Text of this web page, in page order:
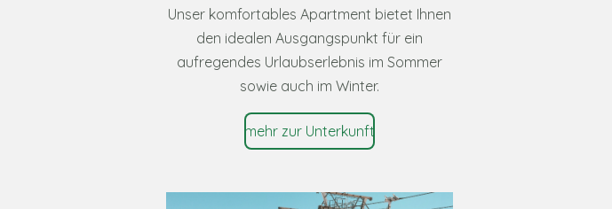
Unser komfortables Apartment bietet Ihnen
den idealen Ausgangspunkt für ein
aufregendes Urlaubserlebnis im Sommer
sowie auch im Winter.
mehr zur Unterkunft